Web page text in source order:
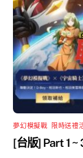
夢幻模擬戰 限時送禮
[台版] Part 1 ~